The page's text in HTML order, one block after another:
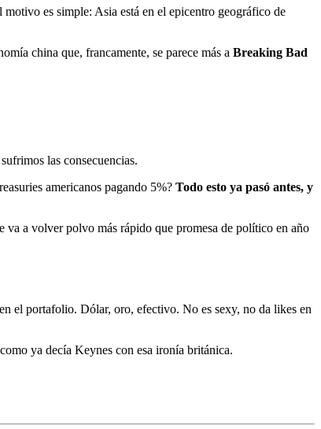
es simple: Asia está en el epicentro geográfico de
china que, francamente, se parece más a Breaking Bad
las consecuencias.
americanos pagando 5%? Todo esto ya pasó antes, y
va a volver polvo más rápido que promesa de político en año
el portafolio. Dólar, oro, efectivo. No es sexy, no da likes en
ya decía Keynes con esa ironía británica.